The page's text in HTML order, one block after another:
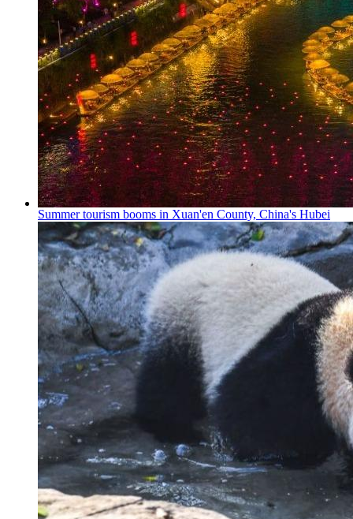
Summer tourism booms in Xuan'en County, China's Hubei